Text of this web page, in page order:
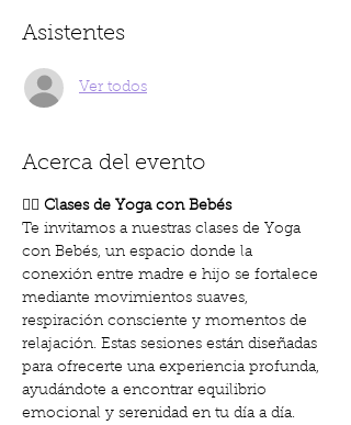
Asistentes
Ver todos
Acerca del evento
🧘‍♀️ Clases de Yoga con Bebés
Te invitamos a nuestras clases de Yoga
con Bebés, un espacio donde la
conexión entre madre e hijo se fortalece
mediante movimientos suaves,
respiración consciente y momentos de
relajación. Estas sesiones están diseñadas
para ofrecerte una experiencia profunda,
ayudándote a encontrar equilibrio
emocional y serenidad en tu día a día.